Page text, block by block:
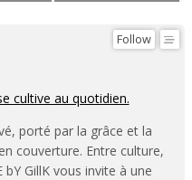
Follow
cultive au quotidien.
porté par la grâce et la
couverture. Entre culture,
GillK vous invite à une